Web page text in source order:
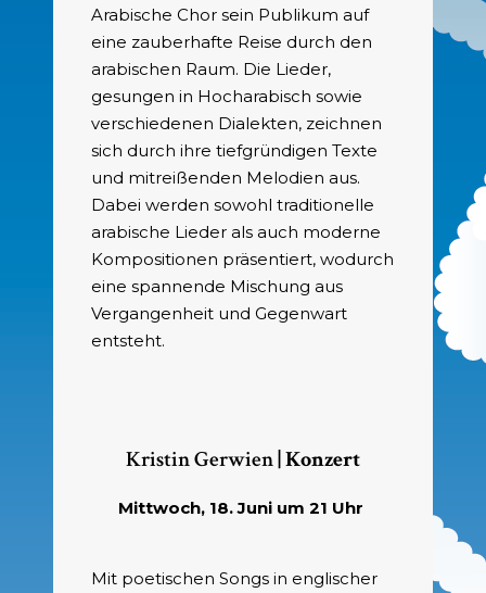
Arabische Chor sein Publikum auf
eine zauberhafte Reise durch den
arabischen Raum. Die Lieder,
gesungen in Hocharabisch sowie
verschiedenen Dialekten, zeichnen
sich durch ihre tiefgründigen Texte
und mitreißenden Melodien aus.
Dabei werden sowohl traditionelle
arabische Lieder als auch moderne
Kompositionen präsentiert, wodurch
eine spannende Mischung aus
Vergangenheit und Gegenwart
entsteht.
Kristin Gerwien | Konzert
Mittwoch, 18. Juni um 21 Uhr
Mit poetischen Songs in englischer